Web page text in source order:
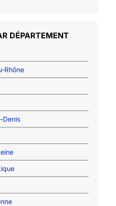
DÉPARTEMENT
Rhône
Denis